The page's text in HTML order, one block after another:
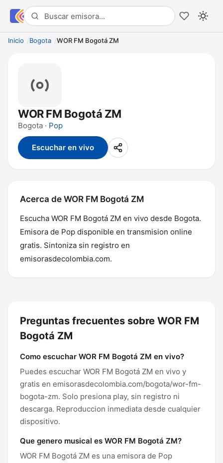
Inicio Bogota WOR FM Bogotá ZM
WOR FM Bogotá ZM
Bogota · Pop
Escuchar en vivo
Acerca de WOR FM Bogotá ZM
Escucha WOR FM Bogotá ZM en vivo desde Bogota.
Emisora de Pop disponible en transmision online
gratis. Sintoniza sin registro en
emisorasdecolombia.com.
Preguntas frecuentes sobre WOR FM
Bogotá ZM
Como escuchar WOR FM Bogotá ZM en vivo?
Puedes escuchar WOR FM Bogotá ZM en vivo y
gratis en emisorasdecolombia.com/bogota/wor-fm-
bogota-zm. Solo presiona play, sin registro ni
descarga. Reproduccion inmediata desde cualquier
dispositivo.
Que genero musical es WOR FM Bogotá ZM?
WOR FM Bogotá ZM es una emisora de Pop